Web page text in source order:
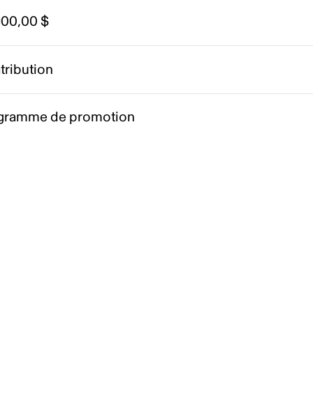
$
de promotion